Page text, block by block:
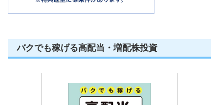
バクでも稼げる高配当・増配株投資